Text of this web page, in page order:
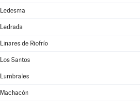
Ledesma
Ledrada
Linares de Riofrío
Los Santos
Lumbrales
Machacón